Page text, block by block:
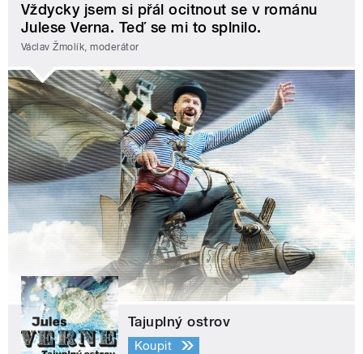
Vždycky jsem si přál ocitnout se v románu
Julese Verna. Teď se mi to splnilo.
Václav Žmolík, moderátor
Tajuplný ostrov
Koupit